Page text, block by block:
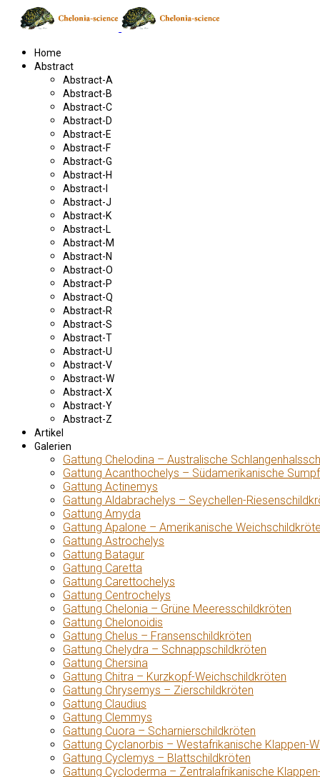
Home
Abstract
Abstract-A
Abstract-B
Abstract-C
Abstract-D
Abstract-E
Abstract-F
Abstract-G
Abstract-H
Abstract-I
Abstract-J
Abstract-K
Abstract-L
Abstract-M
Abstract-N
Abstract-O
Abstract-P
Abstract-Q
Abstract-R
Abstract-S
Abstract-T
Abstract-U
Abstract-V
Abstract-W
Abstract-X
Abstract-Y
Abstract-Z
Artikel
Galerien
Gattung Chelodina – Australische
Gattung Acanthochelys – Südamerikanische
Gattung Actinemys
Gattung Aldabrachelys – Seychellen-
Gattung Amyda
Gattung Apalone – Amerikanische
Gattung Astrochelys
Gattung Batagur
Gattung Caretta
Gattung Carettochelys
Gattung Centrochelys
Gattung Chelonia – Grüne Meeresschildkröten
Gattung Chelonoidis
Gattung Chelus – Fransenschildkröten
Gattung Chelydra – Schnappschildkröten
Gattung Chersina
Gattung Chitra – Kurzkopf-Weichschildkröten
Gattung Chrysemys – Zierschildkröten
Gattung Claudius
Gattung Clemmys
Gattung Cuora – Scharnierschildkröten
Gattung Cyclanorbis – Westafrikanische Klappen-
Gattung Cyclemys – Blattschildkröten
Gattung Cycloderma – Zentralafrikanische